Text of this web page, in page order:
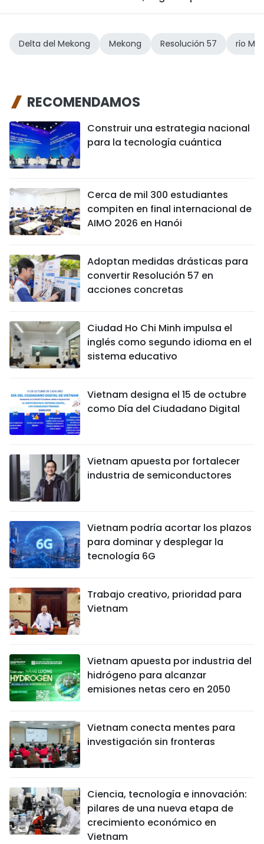
Delta del Mekong Mekong Resolución 57 río
RECOMENDAMOS
Construir una estrategia nacional
para la tecnología cuántica
Cerca de mil 300 estudiantes
compiten en final internacional de
AIMO 2026 en Hanói
Adoptan medidas drásticas para
convertir Resolución 57 en
acciones concretas
Ciudad Ho Chi Minh impulsa el
inglés como segundo idioma en el
sistema educativo
Vietnam designa el 15 de octubre
como Día del Ciudadano Digital
Vietnam apuesta por fortalecer
industria de semiconductores
Vietnam podría acortar los plazos
para dominar y desplegar la
tecnología 6G
Trabajo creativo, prioridad para
Vietnam
Vietnam apuesta por industria del
hidrógeno para alcanzar
emisiones netas cero en 2050
Vietnam conecta mentes para
investigación sin fronteras
Ciencia, tecnología e innovación:
pilares de una nueva etapa de
crecimiento económico en
Vietnam